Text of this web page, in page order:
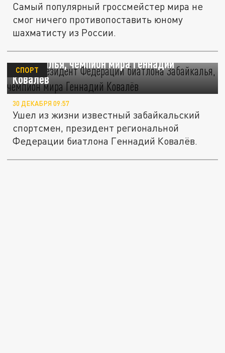
Самый популярный гроссмейстер мира не
смог ничего противопоставить юному
шахматисту из России.
Умер президент Федерации биатлона
Забайкалья, чемпион мира Геннадий
Ковалёв
СПОРТ
30 ДЕКАБРЯ 09:57
Ушел из жизни известный забайкальский
спортсмен, президент региональной
Федерации биатлона Геннадий Ковалёв.